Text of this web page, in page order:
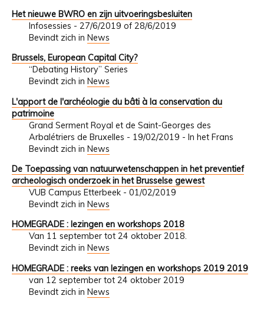
Het nieuwe BWRO en zijn uitvoeringsbesluiten
Infosessies - 27/6/2019 of 28/6/2019
Bevindt zich in News
Brussels, European Capital City?
“Debating History” Series
Bevindt zich in News
L'apport de l'archéologie du bâti à la conservation du
patrimoine
Grand Serment Royal et de Saint-Georges des
Arbalétriers de Bruxelles - 19/02/2019 - In het Frans
Bevindt zich in News
De Toepassing van natuurwetenschappen in het preventief
archeologisch onderzoek in het Brusselse gewest
VUB Campus Etterbeek - 01/02/2019
Bevindt zich in News
HOMEGRADE : lezingen en workshops 2018
Van 11 september tot 24 oktober 2018.
Bevindt zich in News
HOMEGRADE : reeks van lezingen en workshops 2019 2019
van 12 september tot 24 oktober 2019
Bevindt zich in News